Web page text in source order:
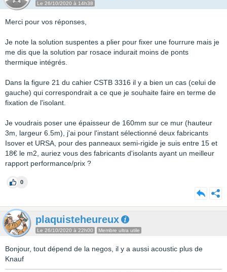
Le 26/10/2020 à 14h38
Merci pour vos réponses,
Je note la solution suspentes a plier pour fixer une fourrure mais je
me dis que la solution par rosace indurait moins de ponts
thermique intégrés.
Dans la figure 21 du cahier CSTB 3316 il y a bien un cas (celui de
gauche) qui correspondrait a ce que je souhaite faire en terme de
fixation de l'isolant.
Je voudrais poser une épaisseur de 160mm sur ce mur (hauteur
3m, largeur 6.5m), j'ai pour l'instant sélectionné deux fabricants
Isover et URSA, pour des panneaux semi-rigide je suis entre 15 et
18€ le m2, auriez vous des fabricants d'isolants ayant un meilleur
rapport performance/prix ?
0
plaquisteheureux
Le 26/10/2020 à 22h00 Membre ultra utile
Bonjour, tout dépend de la negos, il y a aussi acoustic plus de
Knauf